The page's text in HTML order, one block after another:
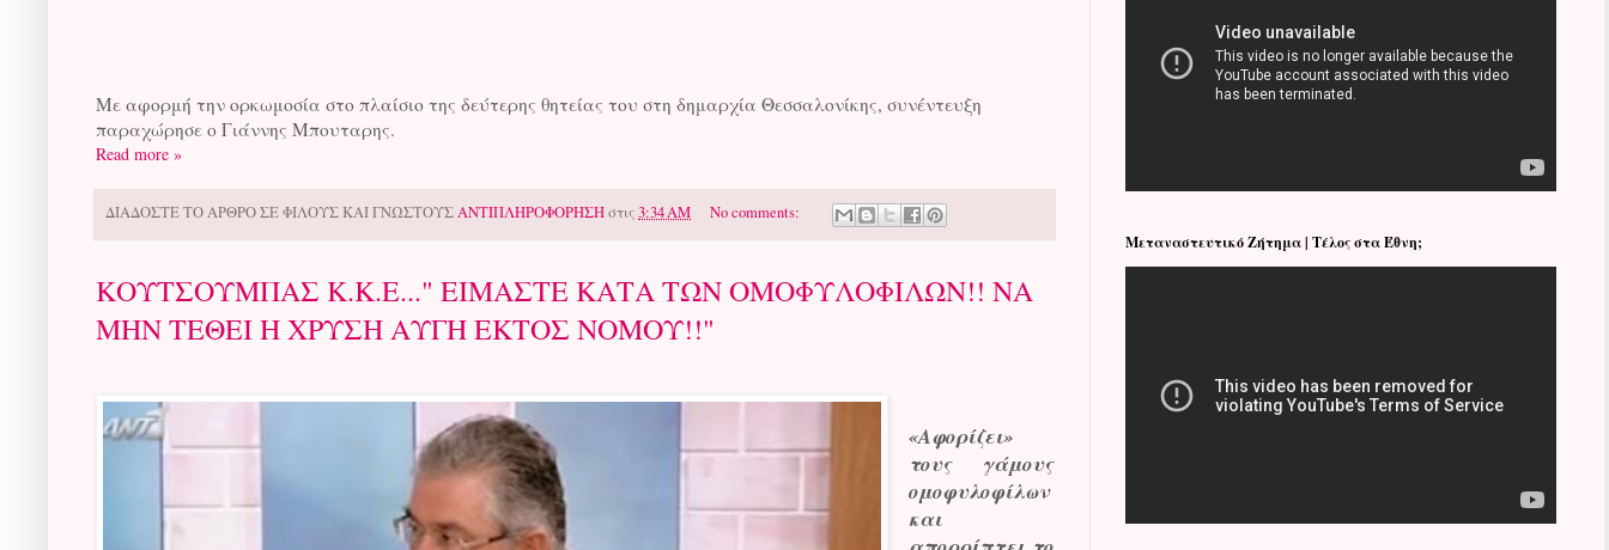
Με αφορμή την ορκωμοσία στο πλαίσιο της δεύτερης θητείας του στη δημαρχία Θεσσαλονίκης, συνέντευξη
παραχώρησε ο Γιάννης Μπουταρης.
Read more »
ΔΙΑΔΟΣΤΕ ΤΟ ΑΡΘΡΟ ΣΕ ΦΙΛΟΥΣ ΚΑΙ ΓΝΩΣΤΟΥΣΑΝΤΙΠΛΗΡΟΦΟΡΗΣΗστις3:34 AM No comments:
ΚΟΥΤΣΟΥΜΠΑΣ Κ.Κ.Ε..." ΕΙΜΑΣΤΕ ΚΑΤΑ ΤΩΝ ΟΜΟΦΥΛΟΦΙΛΩΝ!! ΝΑ
ΜΗΝ ΤΕΘΕΙ Η ΧΡΥΣΗ ΑΥΓΗ ΕΚΤΟΣ ΝΟΜΟΥ!!"
«Αφορίζει»
τους γάμους
ομοφυλοφίλων
και
Μεταναστευτικό Ζήτημα | Τέλος στα Έθνη;